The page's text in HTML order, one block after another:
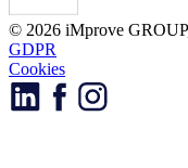
© 2026 iMprove
GDPR
Cookies